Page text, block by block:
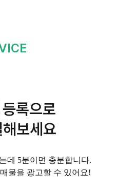
록으로
보세요
데 5분이면 충분합니다.
물을 광고할 수 있어요!